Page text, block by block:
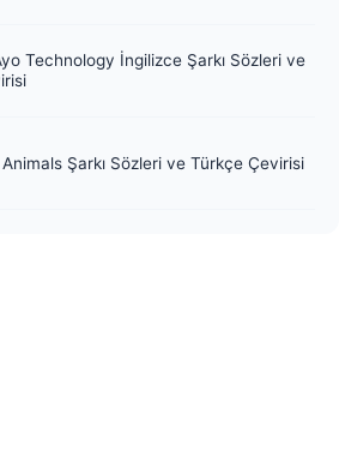
Technology İngilizce Şarkı Sözleri ve
Şarkı Sözleri ve Türkçe Çevirisi